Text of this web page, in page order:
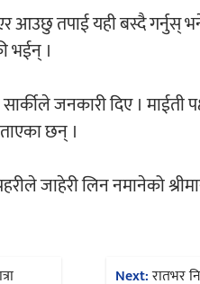
आउछु तपाई यही बस्दै गर्नुस्
भईन् ।
जनकारी दिए । माईती
छन् ।
जाहेरी लिन नमानेको
Next:रातभर